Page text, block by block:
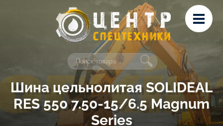
Перейти к основному содержанию
Лизинг
Сервис и ремонт
Контакты
Шина цельнолитая SOLIDEAL
RES 550 7.50-15/6.5 Magnum
Series